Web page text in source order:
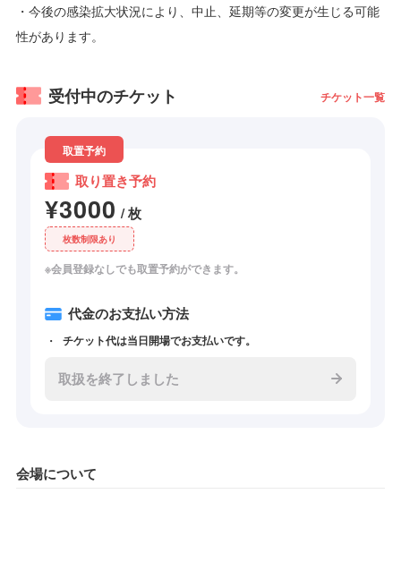
・今後の感染拡大状況により、中止、延期等の変更が生じる可能
性があります。
受付中のチケット チケット一覧
取置予約
取り置き予約
¥3000 / 枚
枚数制限あり
※会員登録なしでも取置予約ができます。
代金のお支払い方法
チケット代は当日開場でお支払いです。
取扱を終了しました
会場について